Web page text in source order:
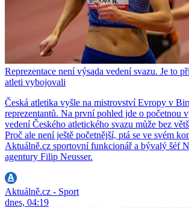
Reprezentace není výsada vedení svazu. Je to
atleti vybojovali
Česká atletika vyšle na mistrovství Evropy v
reprezentantů. Na první pohled jde o početnou
vedení Českého atletického svazu může bez
Proč ale není ještě početnější, ptá se ve svém
Aktuálně.cz sportovní funkcionář a bývalý šéf
agentury Filip Neusser.
Aktuálně.cz - Sport
dnes, 04:19